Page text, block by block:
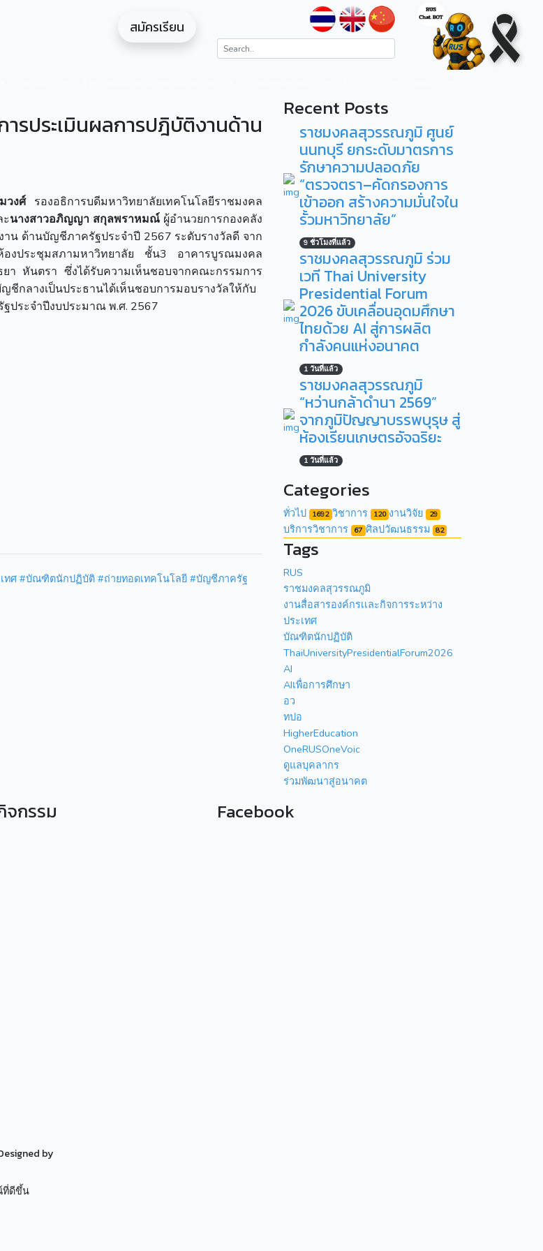
สมัครเรียน
รประเมินผลการปฎิบัติงานด้าน
วงศ์ รองอธิการบดีมหาวิทยาลัยเทคโนโลยีราชมงคล
นางสาวอภิญญา สกุลพราหมณ์ ผู้อำนวยการกองคลัง
น ด้านบัญชีภาครัฐประจำปี 2567 ระดับรางวัลดี จาก
งประชุมสภามหาวิทยาลัย ชั้น3 อาคารบูรณมงคล
า หันตรา ซึ่งได้รับความเห็นชอบจากคณะกรรมการ
กลางเป็นประธานได้เห็นชอบการมอบรางวัลให้กับ
ประจำปีงบประมาณ พ.ศ. 2567
เทศ #บัณฑิตนักปฏิบัติ #ถ่ายทอดเทคโนโลยี #บัญชีภาครัฐ
Recent Posts
ราชมงคลสุวรรณภูมิ ศูนย์
นนทบุรี ยกระดับมาตรการ
รักษาความปลอดภัย
“ตรวจตรา–คัดกรองการ
เข้าออก สร้างความมั่นใจใน
รั้วมหาวิทยาลัย”
9 ชั่วโมงที่แล้ว
ราชมงคลสุวรรณภูมิ ร่วม
เวที Thai University
Presidential Forum
2026 ขับเคลื่อนอุดมศึกษา
ไทยด้วย AI สู่การผลิต
กำลังคนแห่งอนาคต
1 วันที่แล้ว
ราชมงคลสุวรรณภูมิ
“หว่านกล้าดำนา 2569”
จากภูมิปัญญาบรรพบุรุษ สู่
ห้องเรียนเกษตรอัจฉริยะ
1 วันที่แล้ว
Categories
ทั่วไป 1692 วิชาการ 120 งานวิจัย 29
บริการวิชาการ 67 ศิลปวัฒนธรรม 82
Tags
RUS
ราชมงคลสุวรรณภูมิ
งานสื่อสารองค์กรเเละกิจการระหว่าง
ประเทศ
บัณฑิตนักปฏิบัติ
ThaiUniversityPresidentialForum2026
AI
AIเพื่อการศึกษา
อว
ทปอ
HigherEducation
OneRUSOneVoic
ดูแลบุคลากร
ร่วมพัฒนาสู่อนาคต
กรรม Facebook
by
ที่ดีขึ้น